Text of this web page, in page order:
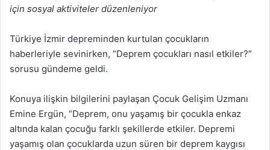
için sosyal aktiviteler düzenleniyor
Türkiye İzmir depreminden kurtulan çocukların
haberleriyle sevinirken, “Deprem çocukları nasıl etkiler?”
sorusu gündeme geldi.
Konuya ilişkin bilgilerini paylaşan Çocuk Gelişim Uzmanı
Emine Ergün, “Deprem, onu yaşamış bir çocukla enkaz
altında kalan çocuğu farklı şekillerde etkiler. Depremi
yaşamış olan çocuklarda uzun süren bir deprem kaygısı